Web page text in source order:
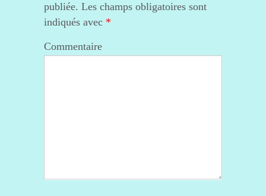
publiée. Les champs obligatoires sont
indiqués avec *
Commentaire